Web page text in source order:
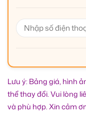
Lưu ý: Bảng giá, hình
thể thay đổi. Vui lòng
và phù hợp. Xin cảm